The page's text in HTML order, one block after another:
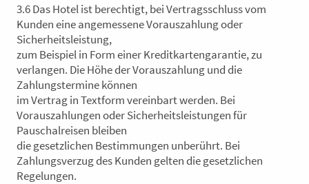
3.6 Das Hotel ist berechtigt, bei Vertragsschluss vom
Kunden eine angemessene Vorauszahlung oder
Sicherheitsleistung,
zum Beispiel in Form einer Kreditkartengarantie, zu
verlangen. Die Höhe der Vorauszahlung und die
Zahlungstermine können
im Vertrag in Textform vereinbart werden. Bei
Vorauszahlungen oder Sicherheitsleistungen für
Pauschalreisen bleiben
die gesetzlichen Bestimmungen unberührt. Bei
Zahlungsverzug des Kunden gelten die gesetzlichen
Regelungen.